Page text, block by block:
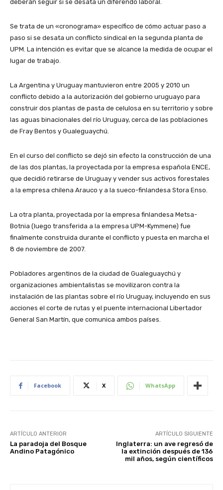
deberán seguir si se desata un diferendo laboral.
Se trata de un «cronograma» específico de cómo actuar paso a
paso si se desata un conflicto sindical en la segunda planta de
UPM. La intención es evitar que se alcance la medida de ocupar el
lugar de trabajo.
La Argentina y Uruguay mantuvieron entre 2005 y 2010 un
conflicto debido a la autorización del gobierno uruguayo para
construir dos plantas de pasta de celulosa en su territorio y sobre
las aguas binacionales del río Uruguay, cerca de las poblaciones
de Fray Bentos y Gualeguaychú.
En el curso del conflicto se dejó sin efecto la construcción de una
de las dos plantas, la proyectada por la empresa española ENCE,
que decidió retirarse de Uruguay y vender sus activos forestales
a la empresa chilena Arauco y a la sueco-finlandesa Stora Enso.
La otra planta, proyectada por la empresa finlandesa Metsa-
Botnia (luego transferida a la empresa UPM-Kymmene) fue
finalmente construida durante el conflicto y puesta en marcha el
8 de noviembre de 2007.
Pobladores argentinos de la ciudad de Gualeguaychú y
organizaciones ambientalistas se movilizaron contra la
instalación de las plantas sobre el río Uruguay, incluyendo en sus
acciones el corte de rutas y el puente internacional Libertador
General San Martín, que comunica ambos países.
Facebook X WhatsApp
ARTÍCULO ANTERIOR
La paradoja del Bosque
Andino Patagónico
ARTÍCULO SIGUIENTE
Inglaterra: un ave regresó de
la extinción después de 136
mil años, según científicos